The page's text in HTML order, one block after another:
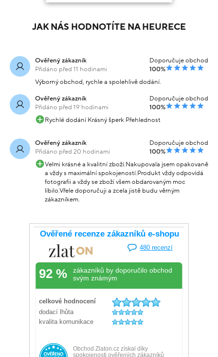
JAK NÁS HODNOTÍTE NA HEURECE
Ověřený zákazník
Přidáno před 11 hodinami
Doporučuje obchod
100%
Výborný obchod, rychle a spolehlivě dodání.
Ověřený zákazník
Přidáno před 19 hodinami
Doporučuje obchod
100%
Rychlé dodání Krásný šperk Přehlednost
Ověřený zákazník
Přidáno před 20 hodinami
Doporučuje obchod
100%
Velmi krásné a kvalitní zboží.Nakupovala jsem opakovaně
a vždy s maximální spokojeností.Produkt vždy odpovídá
fotografii a vždy se zboží všem obdarovaným moc
líbilo.Vřele doporučuji a zcela jistě budu věrným
zákazníkem.